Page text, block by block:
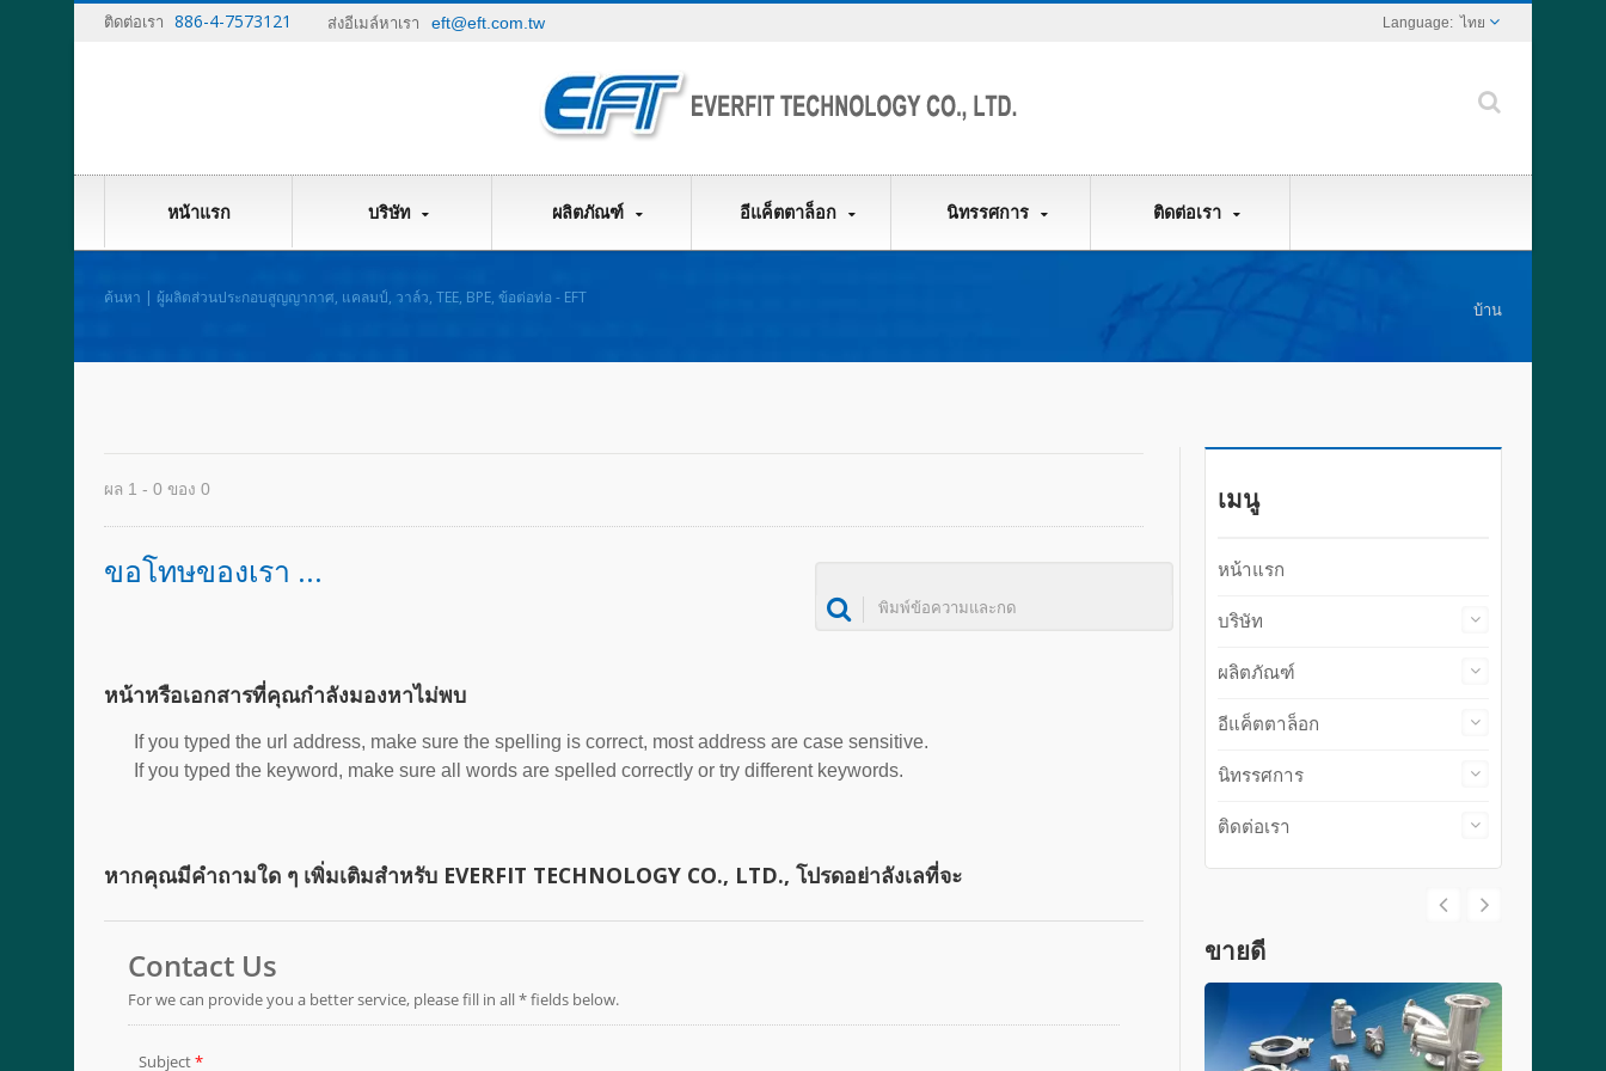
ติดต่อเรา 886-4-7573121 ส่งอีเมล์หาเรา eft@eft.com.tw ไทย
หน้าแรก บริษัท ผลิตภัณฑ์ อีแค็ตตาล็อก นิทรรศการ ติดต่อเรา
ค้นหา | ผู้ผลิตส่วนประกอบสูญญากาศ, แคลมป์, วาล์ว, TEE, BPE, ข้อต่อท่อ - EFT
บ้าน
ผล 1 - 0 ของ 0
ขอโทษของเรา ...
หน้าหรือเอกสารที่คุณกำลังมองหาไม่พบ
If you typed the url address, make sure the spelling is correct, most address are case sensitive.
If you typed the keyword, make sure all words are spelled correctly or try different keywords.
หากคุณมีคำถามใด ๆ เพิ่มเติมสำหรับ EVERFIT TECHNOLOGY CO., LTD., โปรดอย่าลังเลที่จะ
เมนู
หน้าแรก
บริษัท
ผลิตภัณฑ์
อีแค็ตตาล็อก
นิทรรศการ
ติดต่อเรา
ขายดี